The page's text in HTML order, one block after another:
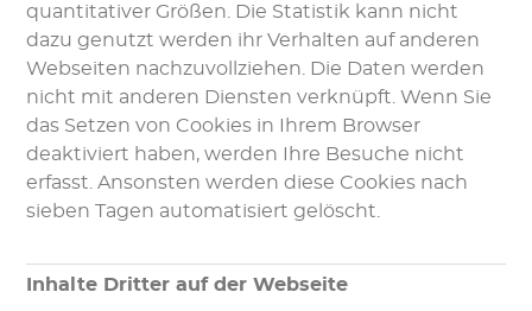
quantitativer Größen. Die Statistik kann nicht
dazu genutzt werden ihr Verhalten auf anderen
Webseiten nachzuvollziehen. Die Daten werden
nicht mit anderen Diensten verknüpft. Wenn Sie
das Setzen von Cookies in Ihrem Browser
deaktiviert haben, werden Ihre Besuche nicht
erfasst. Ansonsten werden diese Cookies nach
sieben Tagen automatisiert gelöscht.
Inhalte Dritter auf der Webseite